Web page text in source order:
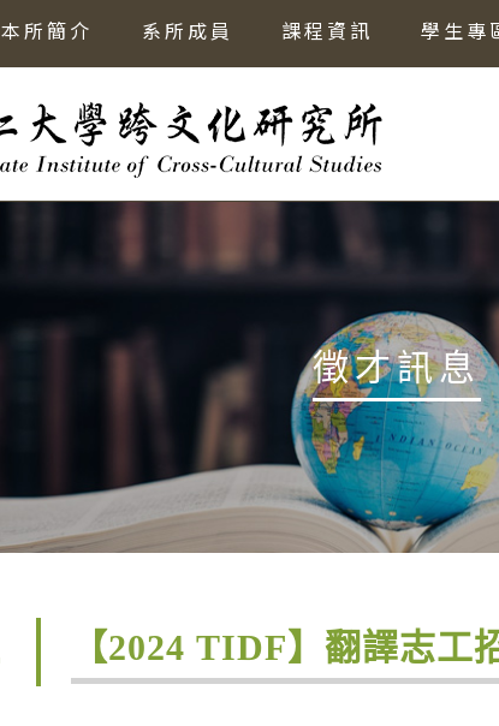
本所簡介 系所成員 課程資訊 學生專
徵才訊息
【2024 TIDF】翻譯志工